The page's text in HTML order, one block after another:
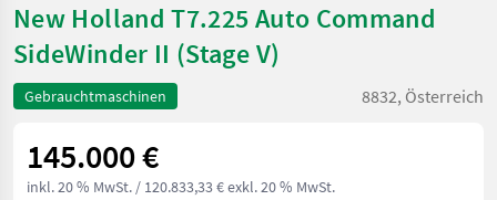
New Holland T7.225 Auto Command
SideWinder II (Stage V)
Gebrauchtmaschinen 8832, Österreich
145.000 €
inkl. 20 % MwSt. / 120.833,33 € exkl. 20 % MwSt.